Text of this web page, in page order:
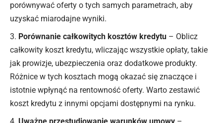
porównywać oferty o tych samych parametrach, aby
uzyskać miarodajne wyniki.
Porównanie całkowitych kosztów kredytu – Oblicz
całkowity koszt kredytu, wliczając wszystkie opłaty, takie
jak prowizje, ubezpieczenia oraz dodatkowe produkty.
Różnice w tych kosztach mogą okazać się znaczące i
istotnie wpłynąć na rentowność oferty. Warto zestawić
koszt kredytu z innymi opcjami dostępnymi na rynku.